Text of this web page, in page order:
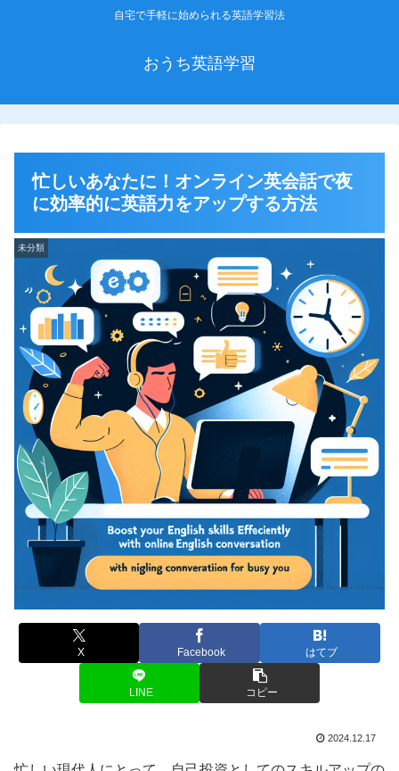
自宅で手軽に始められる英語学習法
おうち英語学習
忙しいあなたに！オンライン英会話で夜
に効率的に英語力をアップする方法
未分類
X Facebook はてブ
LINE コピー
2024.12.17